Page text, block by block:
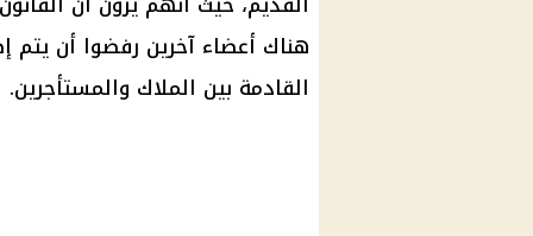
هناك أعضاء آخرين رفضوا أن يتم
القادمة بين الملاك والمستأجرين.